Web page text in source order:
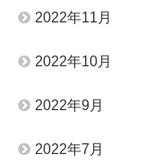
2022年11月
2022年10月
2022年9月
2022年7月